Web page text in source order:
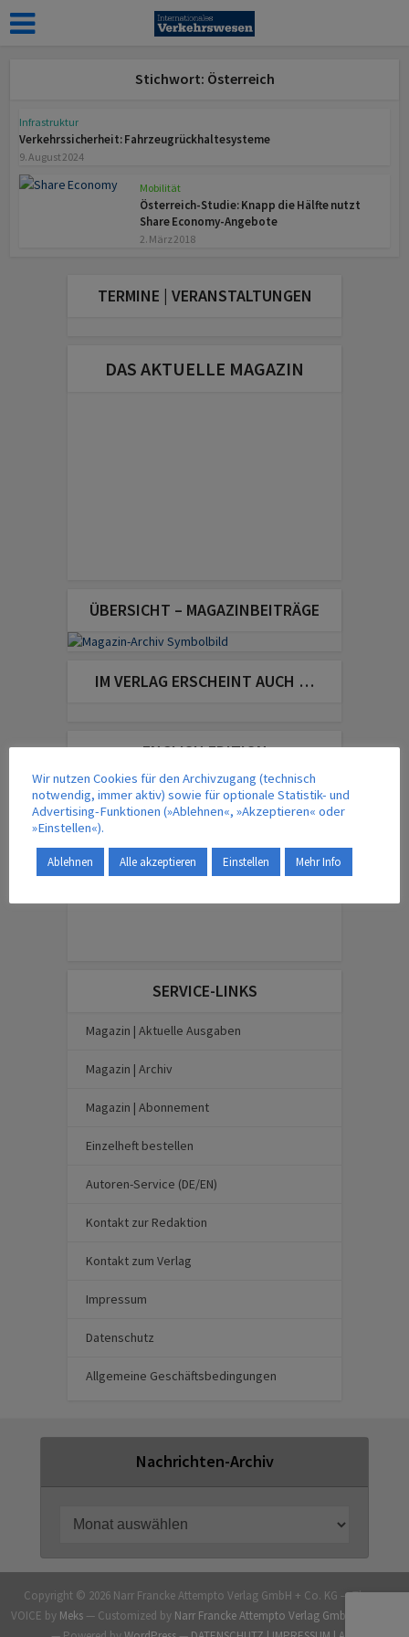
Stichwort: Österreich
Infrastruktur
Verkehrssicherheit: Fahrzeugrückhaltesysteme
9. August 2024
Mobilität
Österreich-Studie: Knapp die Hälfte nutzt
Share Economy-Angebote
2. März 2018
TERMINE | VERANSTALTUNGEN
DAS AKTUELLE MAGAZIN
ÜBERSICHT – MAGAZINBEITRÄGE
IM VERLAG ERSCHEINT AUCH …
ENGLISH EDITION
SERVICE-LINKS
Magazin | Aktuelle Ausgaben
Magazin | Archiv
Magazin | Abonnement
Einzelheft bestellen
Autoren-Service (DE/EN)
Kontakt zur Redaktion
Kontakt zum Verlag
Impressum
Datenschutz
Allgemeine Geschäftsbedingungen
Nachrichten-Archiv
Copyright © 2026 Narr Francke Attempto Verlag GmbH + Co. KG — Theme
VOICE by Meks— Customized by Narr Francke Attempto Verlag GmbH + Co. KG
Wir nutzen Cookies für den Archivzugang (technisch
notwendig, immer aktiv) sowie für optionale Statistik- und
Advertising-Funktionen (»Ablehnen«, »Akzeptieren« oder
»Einstellen«).
Ablehnen Alle akzeptieren Einstellen Mehr Info